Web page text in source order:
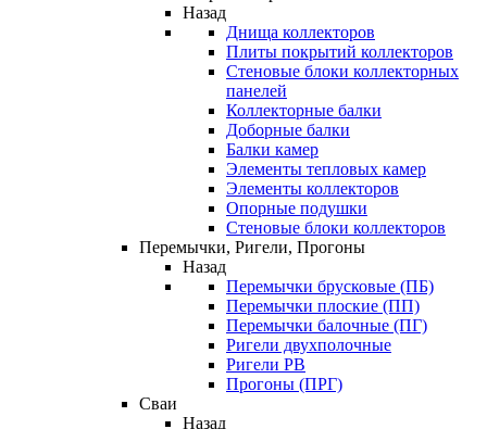
Назад
Днища коллекторов
Плиты покрытий коллекторов
Стеновые блоки коллекторных
панелей
Коллекторные балки
Доборные балки
Балки камер
Элементы тепловых камер
Элементы коллекторов
Опорные подушки
Стеновые блоки коллекторов
Перемычки, Ригели, Прогоны
Назад
Перемычки брусковые (ПБ)
Перемычки плоские (ПП)
Перемычки балочные (ПГ)
Ригели двухполочные
Ригели РВ
Прогоны (ПРГ)
Сваи
Назад